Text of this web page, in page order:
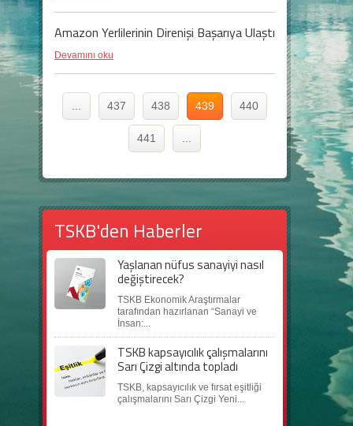
Amazon Yerlilerinin Direnişi Başarıya Ulaştı
Devamını oku
437 438 439 440
441
TSKB'den Haberler
Yaşlanan nüfus sanayiyi nasıl
değiştirecek?
TSKB Ekonomik Araştırmalar
tarafından hazırlanan “Sanayi ve
İnsan:...
TSKB kapsayıcılık çalışmalarını
Sarı Çizgi altında topladı
TSKB, kapsayıcılık ve fırsat eşitliği
çalışmalarını Sarı Çizgi Yeni...